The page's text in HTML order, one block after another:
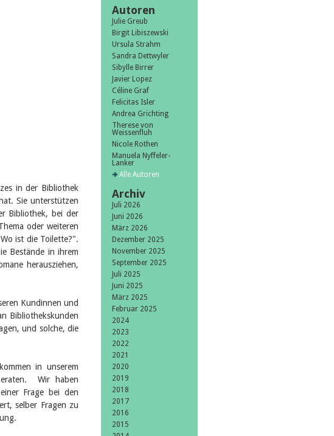
in der Bibliothek
Sie unterstützen
Bibliothek, bei der
oder weiteren
ist die Toilette?".
Bestände in ihrem
herausziehen,
Kundinnen und
Bibliothekskunden
und solche, die
in unserem
Wir haben
Frage bei den
selber Fragen zu
Autoren
Julie Greub
Birgit Libiszewski
Ursula Strahm
Sandra Dettwyler
Sibylle Birrer
Javier Lopez
Céline Graf
Felicitas Isler
Andrea Grichting
Therese von
Weissenfluh
Nicole Rothen
Manuela Nyffeler-
Lanker
Alle Autoren
Archiv
Juli 2026
Juni 2026
März 2026
Dezember 2025
November 2025
September 2025
Juli 2025
Juni 2025
März 2025
Februar 2025
2024
2023
2022
2021
2020
2019
2018
2017
2016
2015